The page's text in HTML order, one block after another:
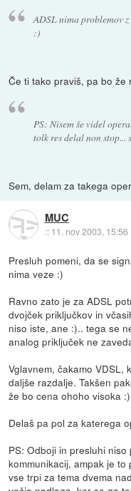
ADSL nima problemov
:)
Če ti tako praviš, pa bo že
PS: Nisem še videl
tolk res delal non stop...
Sem, delam za takega
MUC
:: 11. nov 2003, 15:56
Presluh pomeni, da se
nima veze :)
Ravno zato je za ADSL
dvojček priključkov in
niso iste, ane :).. tega se
analog priključek ne
Vglavnem, čakamo VDSL,
daljše razdalje. Takšen
že bo cena ohoho visoka :)
Delaš pa pol za katerega
PS: Odboji in presluhi
kommunikacij, ampak je
vse trpi za tema dvema